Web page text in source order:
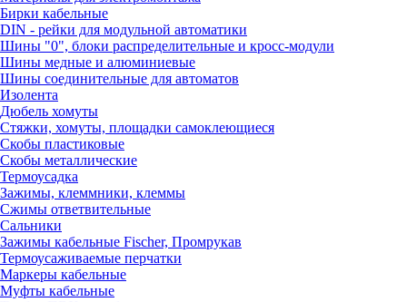
Бирки кабельные
DIN - рейки для модульной автоматики
Шины "0", блоки распределительные и кросс-модули
Шины медные и алюминиевые
Шины соединительные для автоматов
Изолента
Дюбель хомуты
Стяжки, хомуты, площадки самоклеющиеся
Скобы пластиковые
Скобы металлические
Термоусадка
Зажимы, клеммники, клеммы
Сжимы ответвительные
Сальники
Зажимы кабельные Fischer, Промрукав
Термоусаживаемые перчатки
Маркеры кабельные
Муфты кабельные